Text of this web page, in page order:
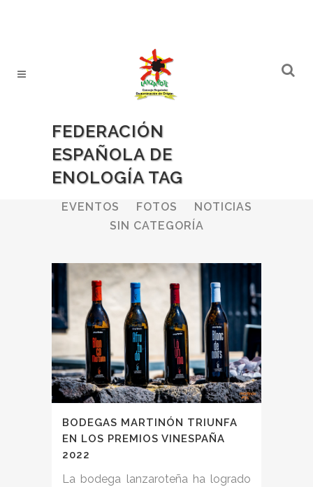
FEDERACIÓN
ESPAÑOLA DE
ENOLOGÍA TAG
ALL BODEGAS
BOLETINES
EVENTOS
FOTOS
NOTICIAS
SIN CATEGORÍA
BODEGAS MARTINÓN TRIUNFA
EN LOS PREMIOS VINESPAÑA
2022
La bodega lanzaroteña ha logrado